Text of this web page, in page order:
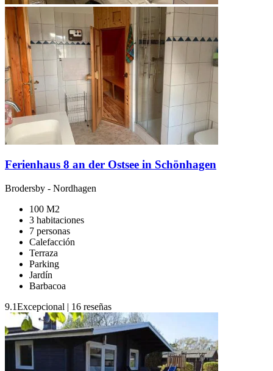
Ferienhaus 8 an der Ostsee in Schönhagen
Brodersby - Nordhagen
100 M2
3 habitaciones
7 personas
Calefacción
Terraza
Parking
Jardín
Barbacoa
9.1Excepcional | 16 reseñas